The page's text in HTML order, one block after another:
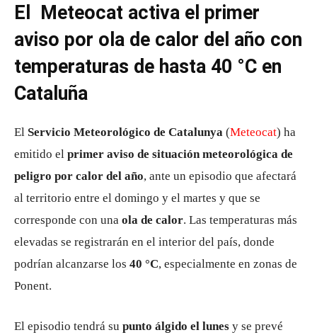
El Meteocat activa el primer
aviso por ola de calor del año con
temperaturas de hasta 40 °C en
Cataluña
El Servicio Meteorológico de Catalunya (Meteocat) ha
emitido el primer aviso de situación meteorológica de
peligro por calor del año, ante un episodio que afectará
al territorio entre el domingo y el martes y que se
corresponde con una ola de calor. Las temperaturas más
elevadas se registrarán en el interior del país, donde
podrían alcanzarse los 40 °C, especialmente en zonas de
Ponent.
El episodio tendrá su punto álgido el lunes y se prevé